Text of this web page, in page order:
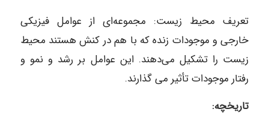
تعریف محیط زیست: مجموعه‌ای از عوامل فیزیکی
خارجی و موجودات زنده که با هم در کنش هستند محیط
زیست را تشکیل می‌دهند. این عوامل بر رشد و نمو و
رفتار موجودات تأثیر می‌ گذارند.
تاریخچه: